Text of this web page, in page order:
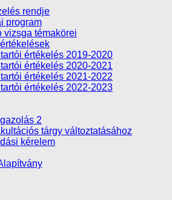
rendje
program
vizsga témakörei
értékelés 2019-2020
értékelés 2020-2021
értékelés 2021-2022
értékelés 2022-2023
2
tárgy változtatásához
kérelem